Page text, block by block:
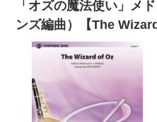
「オズの魔法使い」メ
ンズ編曲）【The